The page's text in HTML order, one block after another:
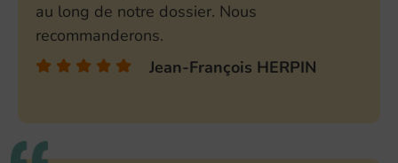
au long de notre dossier. Nous
recommanderons.
Jean-François HERPIN